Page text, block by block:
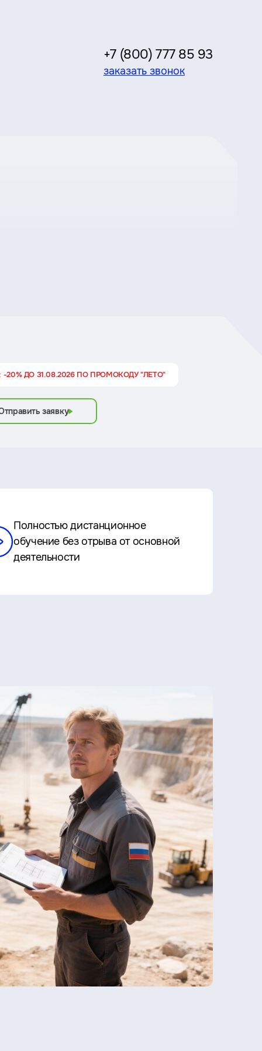
+7 (800) 777 85 93
заказать звонок
20% ДО 31.08.2026 ПО ПРОМОКОДУ "ЛЕТО"
заявку
Полностью дистанционное
обучение без отрыва от основной
деятельности